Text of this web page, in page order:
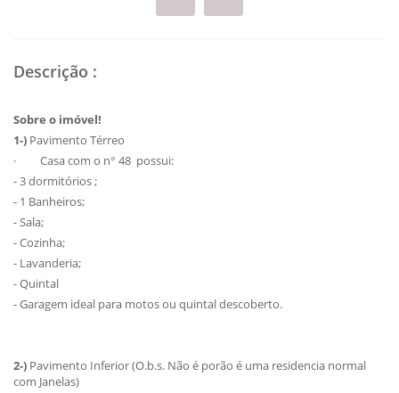
Descrição :
Sobre o imóvel!
1-) Pavimento Térreo
· Casa com o n° 48 possui:
- 3 dormitórios ;
- 1 Banheiros;
- Sala;
- Cozinha;
- Lavanderia;
- Quintal
- Garagem ideal para motos ou quintal descoberto.
2-) Pavimento Inferior (O.b.s. Não é porão é uma residencia normal
com Janelas)